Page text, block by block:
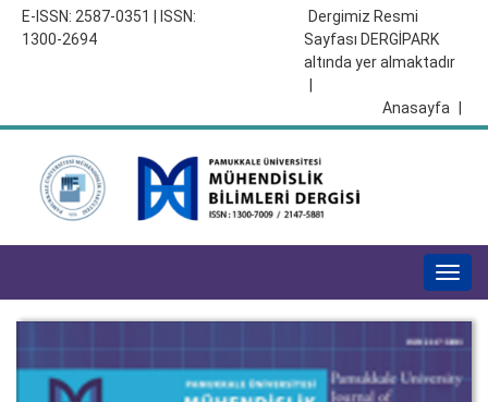
E-ISSN: 2587-0351 | ISSN:
1300-2694
Dergimiz Resmi
Sayfası DERGİPARK
altında yer almaktadır
Anasayfa